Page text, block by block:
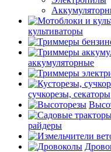
культиваторы
аккумуляторные
сучкорезы, секаторы
райдеры